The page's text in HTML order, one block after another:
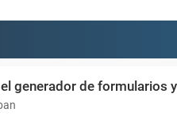
generador de formularios